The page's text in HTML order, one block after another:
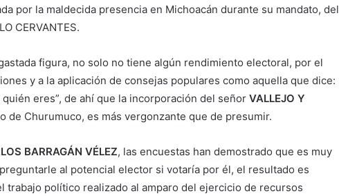
por la maldecida presencia en Michoacán durante su mandato, del
CERVANTES.
figura, no solo no tiene algún rendimiento electoral, por el
y a la aplicación de consejas populares como aquella que dice:
eres”, de ahí que la incorporación del señor VALLEJO Y
de Churumuco, es más vergonzante que de presumir.
BARRAGÁN VÉLEZ, las encuestas han demostrado que es muy
al potencial elector si votaría por él, el resultado es
trabajo político realizado al amparo del ejercicio de recursos